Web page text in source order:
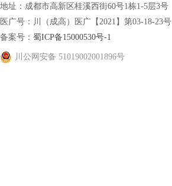
地址：成都市高新区桂溪西街60号1栋1-5层3号
医广号：川（成高）医广【2021】第03-18-23号
备案号： 蜀ICP备15000530号-1
川公网安备 51019002001896号